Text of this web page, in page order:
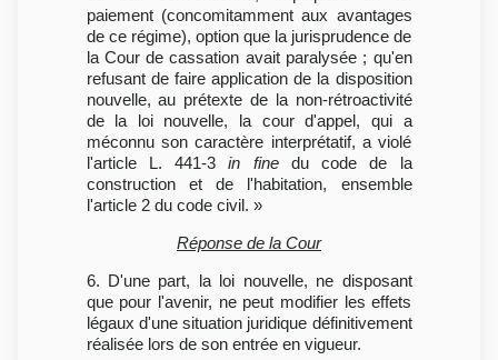
paiement (concomitamment aux avantages
de ce régime), option que la jurisprudence de
la Cour de cassation avait paralysée ; qu'en
refusant de faire application de la disposition
nouvelle, au prétexte de la non-rétroactivité
de la loi nouvelle, la cour d'appel, qui a
méconnu son caractère interprétatif, a violé
l'article L. 441-3in finedu code de la
construction et de l'habitation, ensemble
l'article 2 du code civil. »
Réponse de la Cour
6. D'une part, la loi nouvelle, ne disposant
que pour l'avenir, ne peut modifier les effets
légaux d'une situation juridique définitivement
réalisée lors de son entrée en vigueur.